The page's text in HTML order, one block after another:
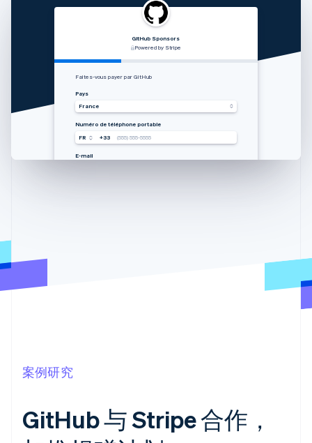
RVshare
Powered by Stripe
Zahlung von Rocket Rides akzeptieren
Land
Vereinigte Staaten
Mobilnummer
USA
+1 (555) 555-5555
E-Mail
Lugg
支付由 STRIPE 支持
从 Lugg 收款
国家
中国香港特别行政区
手机号码
USA
+1 (555) 555-5555
邮箱
Qwick
Powered by Stripe
Get paid by Qwick
Country
United States
Mobile number
USA
+1 (555) 555-5555
Email
GitHub Sponsors
Powered by Stripe
Faites-vous payer par GitHub
Pays
France
Numéro de téléphone portable
FR
+33 (555) 555-5555
E-mail
案例研究
GitHub 与 Stripe 合作，